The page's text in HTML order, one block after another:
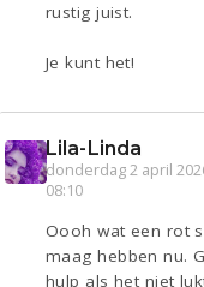
rustig juist.
Je kunt het!
Lila-Linda
donderdag 2 april
08:10
Oooh wat een rot
maag hebben nu.
hulp als het niet